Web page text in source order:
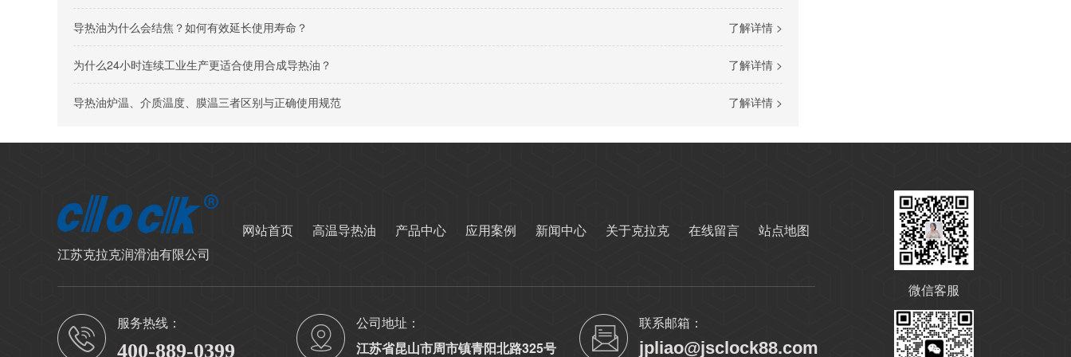
了解详情 >
导热油为什么会结焦？如何有效延长使用寿命？
了解详情 >
为什么24小时连续工业生产更适合使用合成导热油？
了解详情 >
导热油炉温、介质温度、膜温三者区别与正确使用规范
无锌抗磨液压油
江苏克拉克润滑油有限公司
网站首页 高温导热油 产品中心 应用案例 新闻中心 关于克拉克 在线留言 站点地图
服务热线：
400-889-0399
公司地址：
江苏省昆山市周市镇青阳北路325号
联系邮箱：
jpliao@jsclock88.com
微信客服